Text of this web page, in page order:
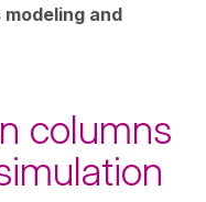
and
columns